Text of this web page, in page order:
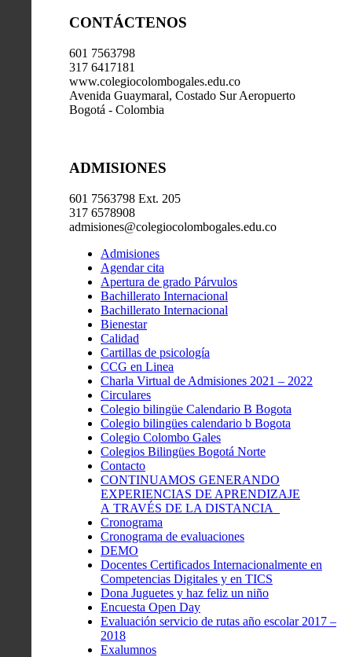
CONTÁCTENOS
601 7563798
317 6417181
www.colegiocolombogales.edu.co
Avenida Guaymaral, Costado Sur Aeropuerto
Bogotá - Colombia
ADMISIONES
601 7563798 Ext. 205
317 6578908
admisiones@colegiocolombogales.edu.co
Admisiones
Agendar cita
Apertura de grado Párvulos
Bachillerato Internacional
Bachillerato Internacional
Bienestar
Calidad
Cartillas de psicología
CCG en Linea
Charla Virtual de Admisiones 2021 – 2022
Circulares
Colegio bilingüe Calendario B Bogota
Colegio bilingües calendario b Bogota
Colegio Colombo Gales
Colegios Bilingües Bogotá Norte
Contacto
CONTINUAMOS GENERANDO
EXPERIENCIAS DE APRENDIZAJE
A TRAVÉS DE LA DISTANCIA
Cronograma
Cronograma de evaluaciones
DEMO
Docentes Certificados Internacionalmente en
Competencias Digitales y en TICS
Dona Juguetes y haz feliz un niño
Encuesta Open Day
Evaluación servicio de rutas año escolar 2017 –
2018
Exalumnos